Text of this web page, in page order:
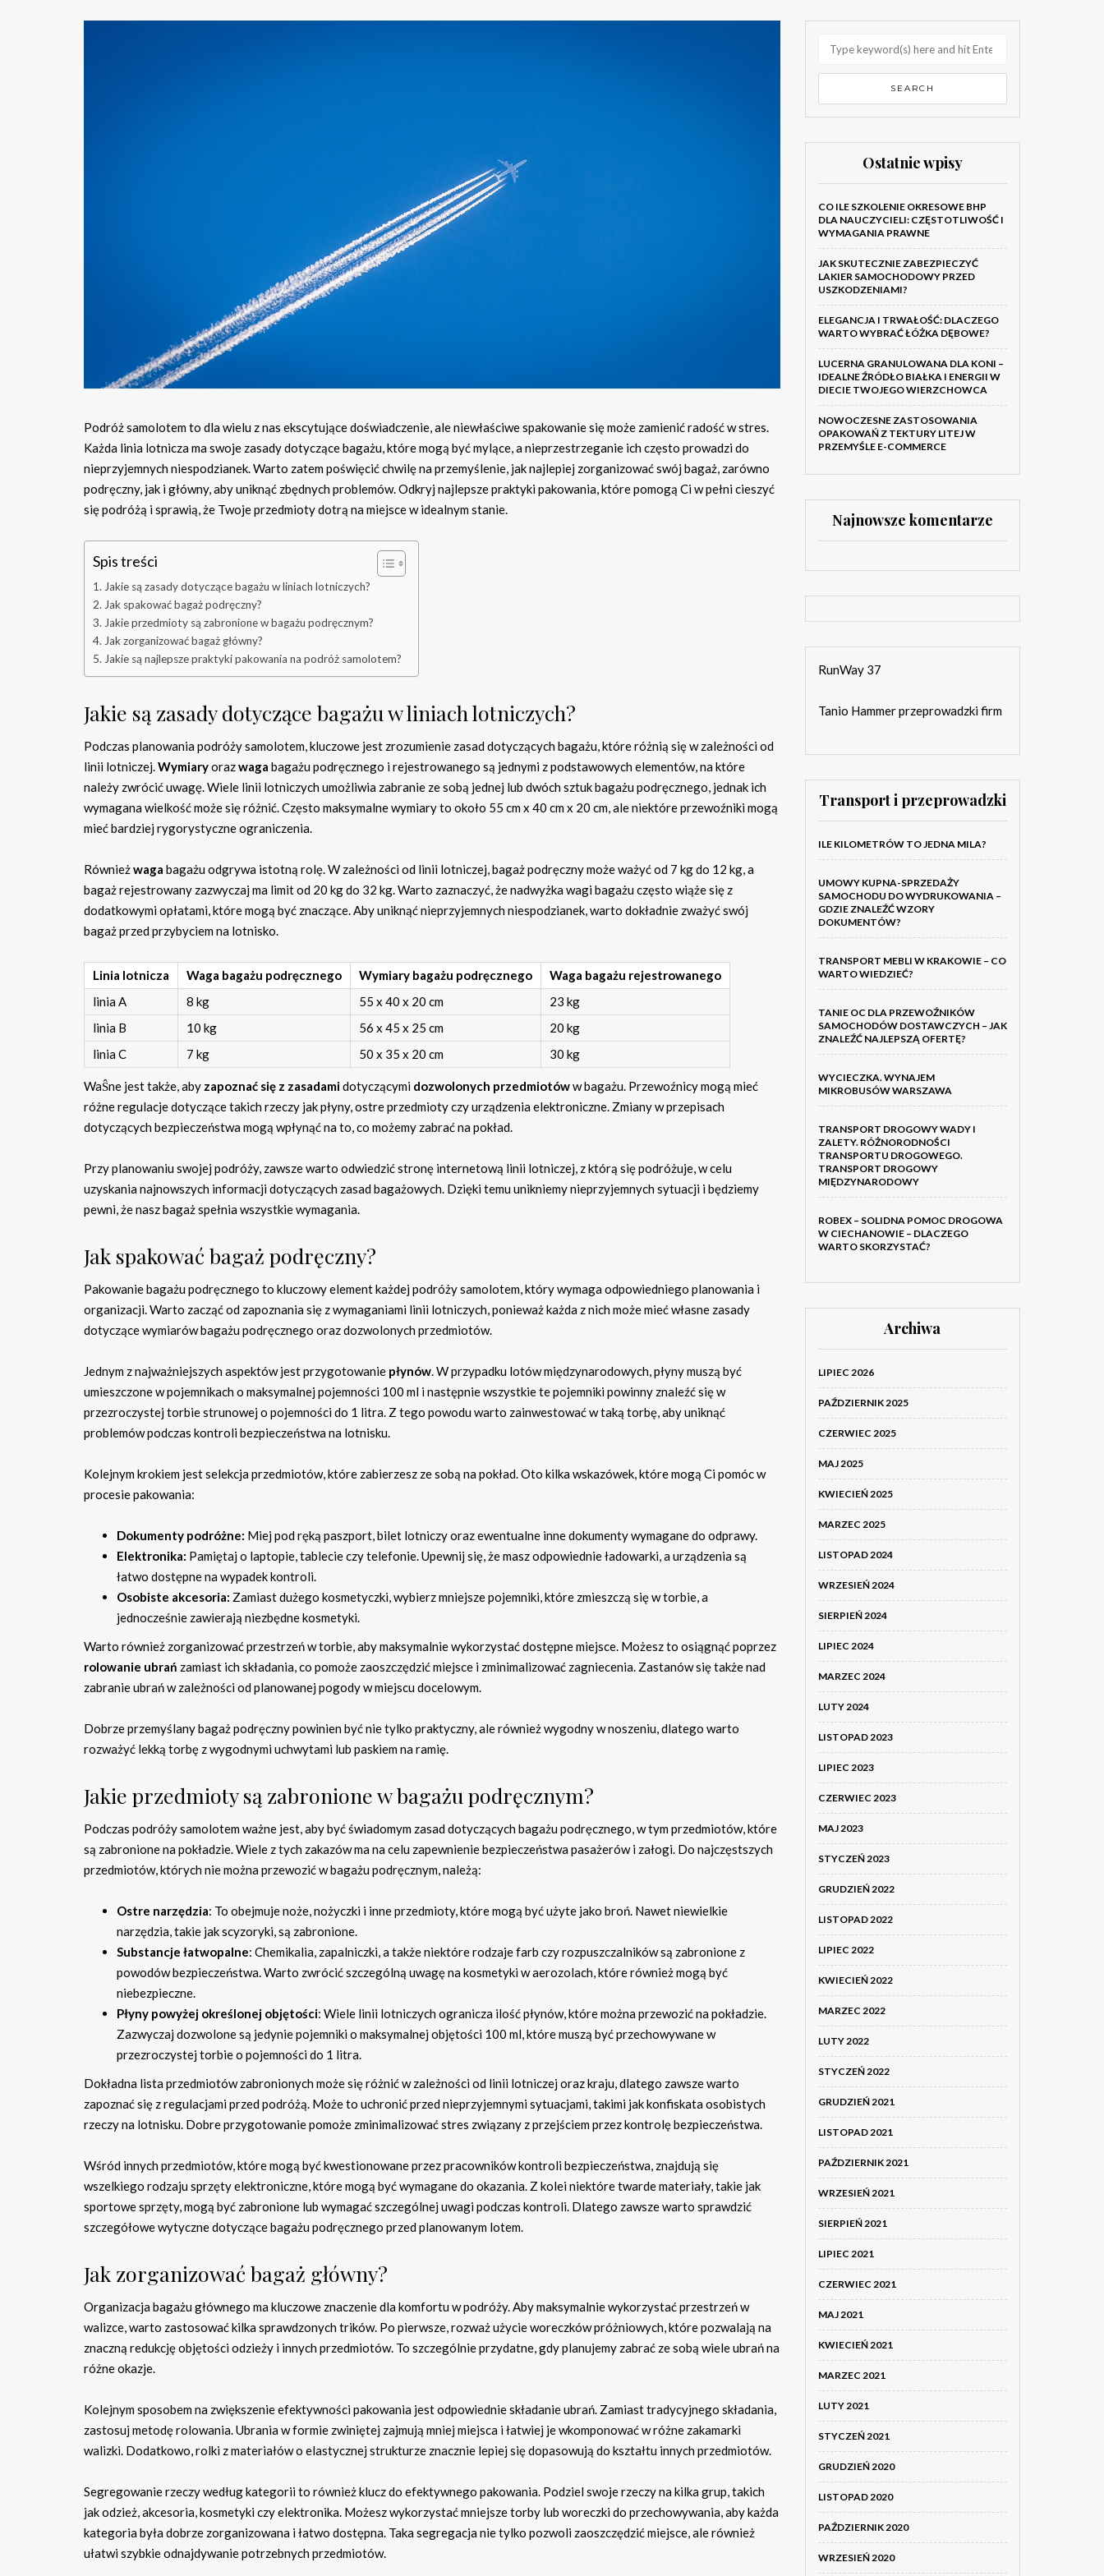
Podróż samolotem to dla wielu z nas ekscytujące doświadczenie, ale niewłaściwe spakowanie się może zamienić radość w stres.
Każda linia lotnicza ma swoje zasady dotyczące bagażu, które mogą być mylące, a nieprzestrzeganie ich często prowadzi do
nieprzyjemnych niespodzianek. Warto zatem poświęcić chwilę na przemyślenie, jak najlepiej zorganizować swój bagaż, zarówno
podręczny, jak i główny, aby uniknąć zbędnych problemów. Odkryj najlepsze praktyki pakowania, które pomogą Ci w pełni cieszyć
się podróżą i sprawią, że Twoje przedmioty dotrą na miejsce w idealnym stanie.
Spis treści
Jakie są zasady dotyczące bagażu w liniach lotniczych?
Jak spakować bagaż podręczny?
Jakie przedmioty są zabronione w bagażu podręcznym?
Jak zorganizować bagaż główny?
Jakie są najlepsze praktyki pakowania na podróż samolotem?
Jakie są zasady dotyczące bagażu w liniach lotniczych?
Podczas planowania podróży samolotem, kluczowe jest zrozumienie zasad dotyczących bagażu, które różnią się w zależności od
linii lotniczej.Wymiaryorazwaga bagażu podręcznego i rejestrowanego są jednymi z podstawowych elementów, na które
należy zwrócić uwagę. Wiele linii lotniczych umożliwia zabranie ze sobą jednej lub dwóch sztuk bagażu podręcznego, jednak ich
wymagana wielkość może się różnić. Często maksymalne wymiary to około 55 cm x 40 cm x 20 cm, ale niektóre przewoźniki mogą
mieć bardziej rygorystyczne ograniczenia.
Równieżwaga bagażu odgrywa istotną rolę. W zależności od linii lotniczej, bagaż podręczny może ważyć od 7 kg do 12 kg, a
bagaż rejestrowany zazwyczaj ma limit od 20 kg do 32 kg. Warto zaznaczyć, że nadwyżka wagi bagażu często wiąże się z
dodatkowymi opłatami, które mogą być znaczące. Aby uniknąć nieprzyjemnych niespodzianek, warto dokładnie zważyć swój
bagaż przed przybyciem na lotnisko.
Linia lotnicza Waga bagażu podręcznego Wymiary bagażu podręcznego
Waga bagażu rejestrowanego
linia A
8 kg 55 x 40 x 20 cm
23 kg
linia B
10 kg 56 x 45 x 25 cm
20 kg
linia C
7 kg 50 x 35 x 20 cm 30 kg
WaŜne jest także, aby zapoznać się z zasadamidotyczącymi dozwolonych przedmiotóww bagażu. Przewoźnicy mogą mieć
różne regulacje dotyczące takich rzeczy jak płyny, ostre przedmioty czy urządzenia elektroniczne. Zmiany w przepisach
dotyczących bezpieczeństwa mogą wpłynąć na to, co możemy zabrać na pokład.
Przy planowaniu swojej podróży, zawsze warto odwiedzić stronę internetową linii lotniczej, z którą się podróżuje, w celu
uzyskania najnowszych informacji dotyczących zasad bagażowych. Dzięki temu unikniemy nieprzyjemnych sytuacji i będziemy
pewni, że nasz bagaż spełnia wszystkie wymagania.
Jak spakować bagaż podręczny?
Pakowanie bagażu podręcznego to kluczowy element każdej podróży samolotem, który wymaga odpowiedniego planowania i
organizacji. Warto zacząć od zapoznania się z wymaganiami linii lotniczych, ponieważ każda z nich może mieć własne zasady
dotyczące wymiarów bagażu podręcznego oraz dozwolonych przedmiotów.
Jednym z najważniejszych aspektów jest przygotowanie płynów. W przypadku lotów międzynarodowych, płyny muszą być
umieszczone w pojemnikach o maksymalnej pojemności 100 ml i następnie wszystkie te pojemniki powinny znaleźć się w
przezroczystej torbie strunowej o pojemności do 1 litra. Z tego powodu warto zainwestować w taką torbę, aby uniknąć
problemów podczas kontroli bezpieczeństwa na lotnisku.
Kolejnym krokiem jest selekcja przedmiotów, które zabierzesz ze sobą na pokład. Oto kilka wskazówek, które mogą Ci pomóc w
procesie pakowania:
Dokumenty podróżne: Miej pod ręką paszport, bilet lotniczy oraz ewentualne inne dokumenty wymagane do odprawy.
Elektronika: Pamiętaj o laptopie, tablecie czy telefonie. Upewnij się, że masz odpowiednie ładowarki, a urządzenia są
łatwo dostępne na wypadek kontroli.
Osobiste akcesoria: Zamiast dużego kosmetyczki, wybierz mniejsze pojemniki, które zmieszczą się w torbie, a
jednocześnie zawierają niezbędne kosmetyki.
Warto również zorganizować przestrzeń w torbie, aby maksymalnie wykorzystać dostępne miejsce. Możesz to osiągnąć poprzez
rolowanie ubrań zamiast ich składania, co pomoże zaoszczędzić miejsce i zminimalizować zagniecenia. Zastanów się także nad
zabranie ubrań w zależności od planowanej pogody w miejscu docelowym.
Dobrze przemyślany bagaż podręczny powinien być nie tylko praktyczny, ale również wygodny w noszeniu, dlatego warto
rozważyć lekką torbę z wygodnymi uchwytami lub paskiem na ramię.
Jakie przedmioty są zabronione w bagażu podręcznym?
Podczas podróży samolotem ważne jest, aby być świadomym zasad dotyczących bagażu podręcznego, w tym przedmiotów, które
są zabronione na pokładzie. Wiele z tych zakazów ma na celu zapewnienie bezpieczeństwa pasażerów i załogi. Do najczęstszych
przedmiotów, których nie można przewozić w bagażu podręcznym, należą:
Ostre narzędzia: To obejmuje noże, nożyczki i inne przedmioty, które mogą być użyte jako broń. Nawet niewielkie
narzędzia, takie jak scyzoryki, są zabronione.
Substancje łatwopalne: Chemikalia, zapalniczki, a także niektóre rodzaje farb czy rozpuszczalników są zabronione z
powodów bezpieczeństwa. Warto zwrócić szczególną uwagę na kosmetyki w aerozolach, które również mogą być
niebezpieczne.
Płyny powyżej określonej objętości: Wiele linii lotniczych ogranicza ilość płynów, które można przewozić na pokładzie.
Zazwyczaj dozwolone są jedynie pojemniki o maksymalnej objętości 100 ml, które muszą być przechowywane w
przezroczystej torbie o pojemności do 1 litra.
Dokładna lista przedmiotów zabronionych może się różnić w zależności od linii lotniczej oraz kraju, dlatego zawsze warto
zapoznać się z regulacjami przed podróżą. Może to uchronić przed nieprzyjemnymi sytuacjami, takimi jak konfiskata osobistych
rzeczy na lotnisku. Dobre przygotowanie pomoże zminimalizować stres związany z przejściem przez kontrolę bezpieczeństwa.
Wśród innych przedmiotów, które mogą być kwestionowane przez pracowników kontroli bezpieczeństwa, znajdują się
wszelkiego rodzaju sprzęty elektroniczne, które mogą być wymagane do okazania. Z kolei niektóre twarde materiały, takie jak
sportowe sprzęty, mogą być zabronione lub wymagać szczególnej uwagi podczas kontroli. Dlatego zawsze warto sprawdzić
szczegółowe wytyczne dotyczące bagażu podręcznego przed planowanym lotem.
Jak zorganizować bagaż główny?
Organizacja bagażu głównego ma kluczowe znaczenie dla komfortu w podróży. Aby maksymalnie wykorzystać przestrzeń w
walizce, warto zastosować kilka sprawdzonych trików. Po pierwsze, rozważ użycie woreczków próżniowych, które pozwalają na
znaczną redukcję objętości odzieży i innych przedmiotów. To szczególnie przydatne, gdy planujemy zabrać ze sobą wiele ubrań na
różne okazje.
Kolejnym sposobem na zwiększenie efektywności pakowania jest odpowiednie składanie ubrań. Zamiast tradycyjnego składania,
zastosuj metodę rolowania. Ubrania w formie zwiniętej zajmują mniej miejsca i łatwiej je wkomponować w różne zakamarki
walizki. Dodatkowo, rolki z materiałów o elastycznej strukturze znacznie lepiej się dopasowują do kształtu innych przedmiotów.
Segregowanie rzeczy według kategorii to również klucz do efektywnego pakowania. Podziel swoje rzeczy na kilka grup, takich
jak odzież, akcesoria, kosmetyki czy elektronika. Możesz wykorzystać mniejsze torby lub woreczki do przechowywania, aby każda
kategoria była dobrze zorganizowana i łatwo dostępna. Taka segregacja nie tylko pozwoli zaoszczędzić miejsce, ale również
ułatwi szybkie odnajdywanie potrzebnych przedmiotów.
Ostatnie wpisy
CO ILE SZKOLENIE OKRESOWE BHP
DLA NAUCZYCIELI: CZĘSTOTLIWOŚĆ I
WYMAGANIA PRAWNE
JAK SKUTECZNIE ZABEZPIECZYĆ
LAKIER SAMOCHODOWY PRZED
USZKODZENIAMI?
ELEGANCJA I TRWAŁOŚĆ: DLACZEGO
WARTO WYBRAĆ ŁÓŻKA DĘBOWE?
LUCERNA GRANULOWANA DLA KONI –
IDEALNE ŹRÓDŁO BIAŁKA I ENERGII W
DIECIE TWOJEGO WIERZCHOWCA
NOWOCZESNE ZASTOSOWANIA
OPAKOWAŃ Z TEKTURY LITEJ W
PRZEMYŚLE E-COMMERCE
Najnowsze komentarze
RunWay 37
Tanio Hammer przeprowadzki firm
Transport i przeprowadzki
ILE KILOMETRÓW TO JEDNA MILA?
UMOWY KUPNA-SPRZEDAŻY
SAMOCHODU DO WYDRUKOWANIA –
GDZIE ZNALEŹĆ WZORY
DOKUMENTÓW?
TRANSPORT MEBLI W KRAKOWIE – CO
WARTO WIEDZIEĆ?
TANIE OC DLA PRZEWOŹNIKÓW
SAMOCHODÓW DOSTAWCZYCH – JAK
ZNALEŹĆ NAJLEPSZĄ OFERTĘ?
WYCIECZKA. WYNAJEM
MIKROBUSÓW WARSZAWA
TRANSPORT DROGOWY WADY I
ZALETY. RÓŻNORODNOŚCI
TRANSPORTU DROGOWEGO.
TRANSPORT DROGOWY
MIĘDZYNARODOWY
ROBEX – SOLIDNA POMOC DROGOWA
W CIECHANOWIE – DLACZEGO
WARTO SKORZYSTAĆ?
Archiwa
LIPIEC 2026
PAŹDZIERNIK 2025
CZERWIEC 2025
MAJ 2025
KWIECIEŃ 2025
MARZEC 2025
LISTOPAD 2024
WRZESIEŃ 2024
SIERPIEŃ 2024
LIPIEC 2024
MARZEC 2024
LUTY 2024
LISTOPAD 2023
LIPIEC 2023
CZERWIEC 2023
MAJ 2023
STYCZEŃ 2023
GRUDZIEŃ 2022
LISTOPAD 2022
LIPIEC 2022
KWIECIEŃ 2022
MARZEC 2022
LUTY 2022
STYCZEŃ 2022
GRUDZIEŃ 2021
LISTOPAD 2021
PAŹDZIERNIK 2021
WRZESIEŃ 2021
SIERPIEŃ 2021
LIPIEC 2021
CZERWIEC 2021
MAJ 2021
KWIECIEŃ 2021
MARZEC 2021
LUTY 2021
STYCZEŃ 2021
GRUDZIEŃ 2020
LISTOPAD 2020
PAŹDZIERNIK 2020
WRZESIEŃ 2020